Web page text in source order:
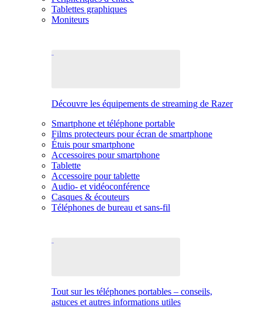
Tablettes graphiques
Moniteurs
Découvre les équipements de streaming de Razer
Smartphone et téléphone portable
Films protecteurs pour écran de smartphone
Étuis pour smartphone
Accessoires pour smartphone
Tablette
Accessoire pour tablette
Audio- et vidéoconférence
Casques & écouteurs
Téléphones de bureau et sans-fil
Tout sur les téléphones portables – conseils,
astuces et autres informations utiles